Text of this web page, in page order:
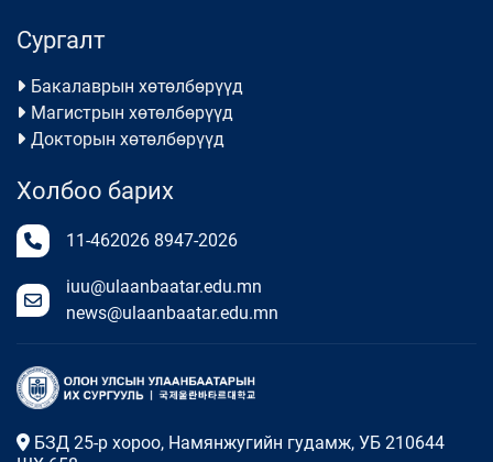
Сургалт
Бакалаврын хөтөлбөрүүд
Магистрын хөтөлбөрүүд
Докторын хөтөлбөрүүд
Холбоо барих
11-462026 8947-2026
iuu@ulaanbaatar.edu.mn
news@ulaanbaatar.edu.mn
БЗД 25-р хороо, Намянжугийн гудамж, УБ 210644